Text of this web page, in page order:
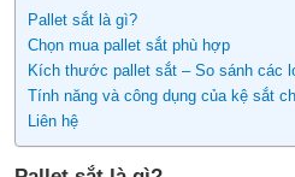
Pallet sắt là gì?
Chọn mua pallet sắt phù hợp
Kích thước pallet sắt – So sánh các
Tính năng và công dụng của kệ sắt
Liên hệ